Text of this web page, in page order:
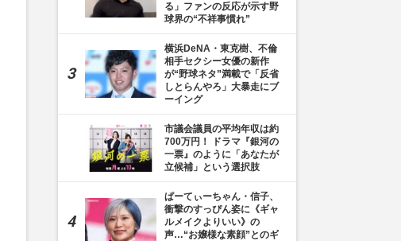
る」ファンの反応が示す野
球界の“不祥事慣れ”
横浜DeNA・東克樹、不倫
相手セクシー女優の新作
が“野球ネタ”満載で「反省
しとらんやろ」大暴走にブ
ーイング
市議会議員の平均年収は約
700万円！ ドラマ『銀河の
一票』のように「あなたが
立候補」という選択肢
ぱーてぃーちゃん・信子、
衝撃のすっぴん姿に《ギャ
ルメイクよりいい》の
声…“お嬢様な素顔”とのギ